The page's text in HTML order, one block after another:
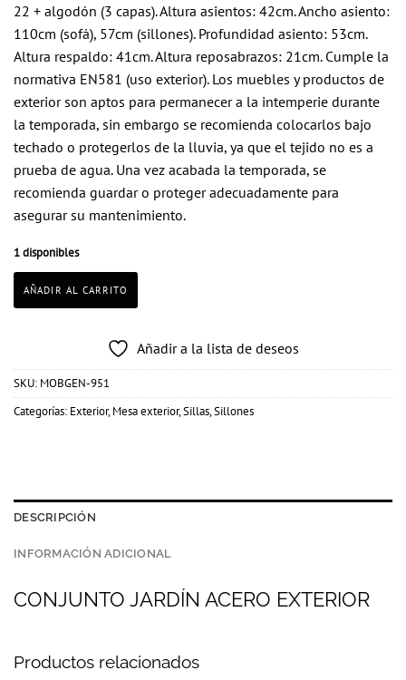
22 + algodón (3 capas). Altura asientos: 42cm. Ancho asiento:
110cm (sofá), 57cm (sillones). Profundidad asiento: 53cm.
Altura respaldo: 41cm. Altura reposabrazos: 21cm. Cumple la
normativa EN581 (uso exterior). Los muebles y productos de
exterior son aptos para permanecer a la intemperie durante
la temporada, sin embargo se recomienda colocarlos bajo
techado o protegerlos de la lluvia, ya que el tejido no es a
prueba de agua. Una vez acabada la temporada, se
recomienda guardar o proteger adecuadamente para
asegurar su mantenimiento.
1 disponibles
AÑADIR AL CARRITO
Añadir a la lista de deseos
SKU: MOBGEN-951
Categorías: Exterior,Mesa exterior,Sillas,Sillones
DESCRIPCIÓN
INFORMACIÓN ADICIONAL
CONJUNTO JARDÍN ACERO EXTERIOR
Productos relacionados